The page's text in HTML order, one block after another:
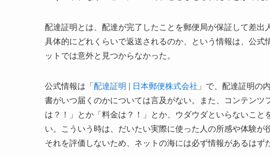
配達証明とは、配達が完了したことを郵便局が保証して差
具体的にどれくらいで返送されるのか、という情報は、公
ットでは意外と見つからなかった。
公式情報は「配達証明 | 日本郵便株式会社 」で、配達証明の
書がいつ届くのかについては言及がない。また、コンテン
は？！」とか「料金は？！」とか、ウダウダといらないこ
い。こういう時は、だいたい実際に使った人の所感や体験
それを評価しないため、ネットの海には必ず情報があるはず